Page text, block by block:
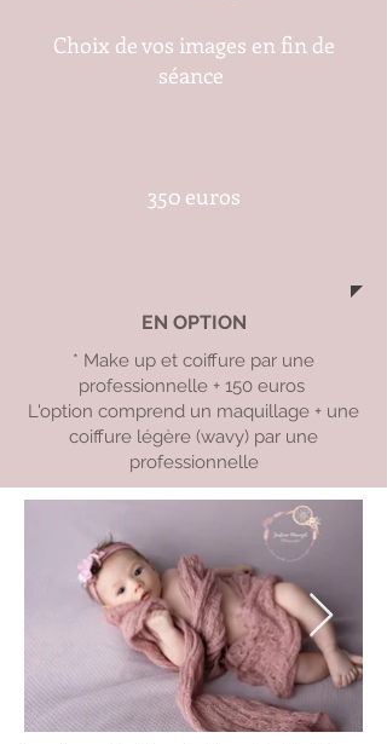
Choix de vos images en fin de
séance
350 euros
EN OPTION
* Make up et coiffure par une
professionnelle + 150 euros
L'option comprend un maquillage + une
coiffure légère (wavy) par une
professionnelle